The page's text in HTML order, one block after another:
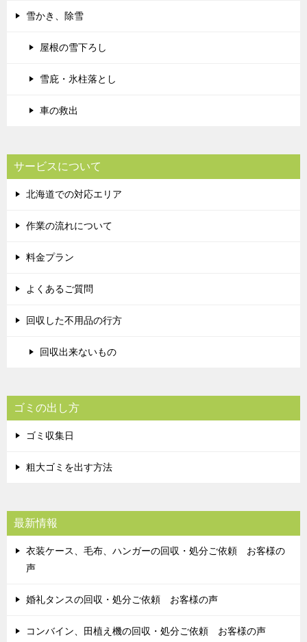
雪かき、除雪
屋根の雪下ろし
雪庇・氷柱落とし
車の救出
サービスについて
北海道での対応エリア
作業の流れについて
料金プラン
よくあるご質問
回収した不用品の行方
回収出来ないもの
ゴミの出し方
ゴミ収集日
粗大ゴミを出す方法
最新情報
衣装ケース、毛布、ハンガーの回収・処分ご依頼 お客様の
声
婚礼タンスの回収・処分ご依頼 お客様の声
コンバイン、田植え機の回収・処分ご依頼 お客様の声